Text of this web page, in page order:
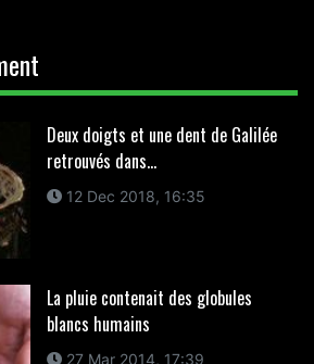
Deux doigts et une dent de Galilée
retrouvés dans...
12 Dec 2018, 16:35
La pluie contenait des globules
blancs humains
27 Mar 2014, 17:39